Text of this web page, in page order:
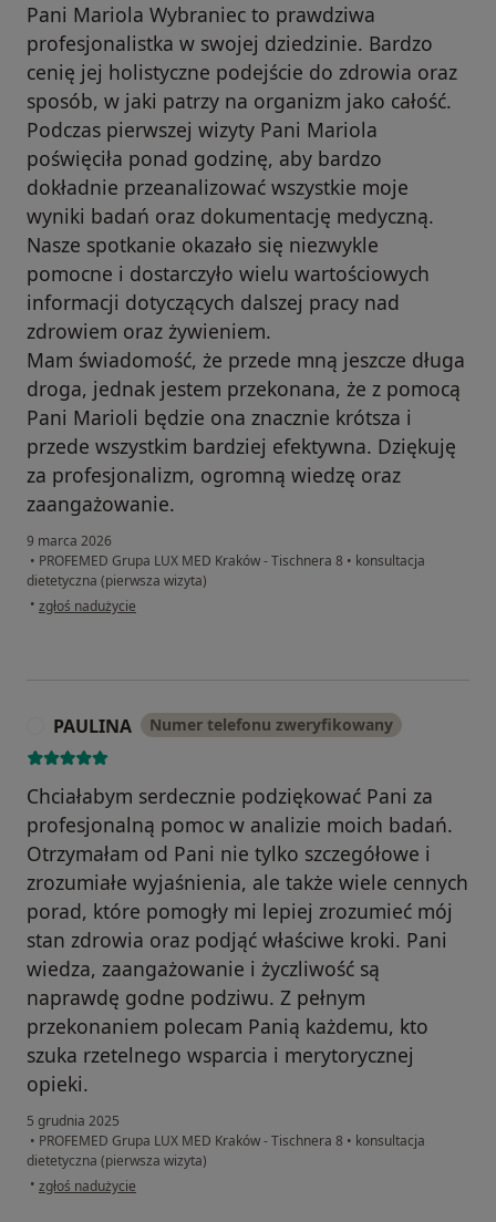
Pani Mariola Wybraniec to prawdziwa
profesjonalistka w swojej dziedzinie. Bardzo
cenię jej holistyczne podejście do zdrowia oraz
sposób, w jaki patrzy na organizm jako całość.
Podczas pierwszej wizyty Pani Mariola
poświęciła ponad godzinę, aby bardzo
dokładnie przeanalizować wszystkie moje
wyniki badań oraz dokumentację medyczną.
Nasze spotkanie okazało się niezwykle
pomocne i dostarczyło wielu wartościowych
informacji dotyczących dalszej pracy nad
zdrowiem oraz żywieniem.
Mam świadomość, że przede mną jeszcze długa
droga, jednak jestem przekonana, że z pomocą
Pani Marioli będzie ona znacznie krótsza i
przede wszystkim bardziej efektywna. Dziękuję
za profesjonalizm, ogromną wiedzę oraz
zaangażowanie.
9 marca 2026
• PROFEMED Grupa LUX MED Kraków - Tischnera 8 • konsultacja
dietetyczna (pierwsza wizyta)
• w opinii użytkownika Iryna
zgłoś nadużycie
PAULINA Numer telefonu zweryfikowany
Chciałabym serdecznie podziękować Pani za
profesjonalną pomoc w analizie moich badań.
Otrzymałam od Pani nie tylko szczegółowe i
zrozumiałe wyjaśnienia, ale także wiele cennych
porad, które pomogły mi lepiej zrozumieć mój
stan zdrowia oraz podjąć właściwe kroki. Pani
wiedza, zaangażowanie i życzliwość są
naprawdę godne podziwu. Z pełnym
przekonaniem polecam Panią każdemu, kto
szuka rzetelnego wsparcia i merytorycznej
opieki.
5 grudnia 2025
• PROFEMED Grupa LUX MED Kraków - Tischnera 8 • konsultacja
dietetyczna (pierwsza wizyta)
• w opinii użytkownika PAULINA
zgłoś nadużycie